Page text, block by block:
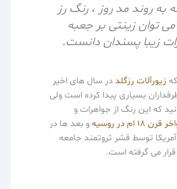
به روند مد روز ، رنگ رز
می توان زینتی بر جعبه
زیبا پسندان دانست.
زیورآلات رزگلددر سال های اخیر
بسیاری پیدا کرده است ولی
که این رنگ از جواهرات و
18 ام در روسیه
و بعد ها در
19 در آمریکا توسط قشر ثروتمند جامعه
قرار می گرفته است.